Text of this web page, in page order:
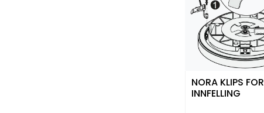
NORA KLIPS FOR
INNFELLING